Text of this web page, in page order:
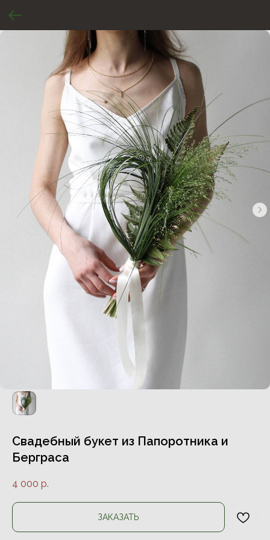
Свадебный букет из Папоротника и
Берграса
4 000 р.
ЗАКАЗАТЬ